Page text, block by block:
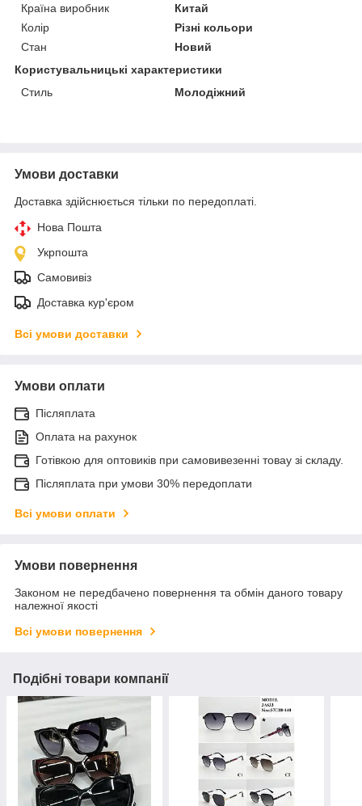
Країна виробник
Китай
Колір
Різні кольори
Стан
Новий
Користувальницькі характеристики
Стиль
Молодіжний
Умови доставки
Доставка здійснюється тільки по передоплаті.
Нова Пошта
Укрпошта
Самовивіз
Доставка кур'єром
Всі умови доставки
Умови оплати
Післяплата
Оплата на рахунок
Готівкою для оптовиків при самовивезенні товау зі складу.
Післяплата при умови 30% передоплати
Всі умови оплати
Умови повернення
Законом не передбачено повернення та обмін даного товару
належної якості
Всі умови повернення
Подібні товари компанії